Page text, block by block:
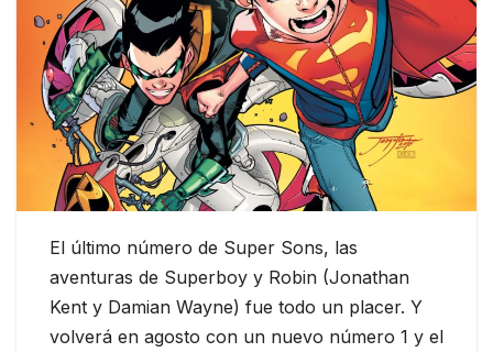
El último número de Super Sons, las
aventuras de Superboy y Robin (Jonathan
Kent y Damian Wayne) fue todo un placer. Y
volverá en agosto con un nuevo número 1 y el